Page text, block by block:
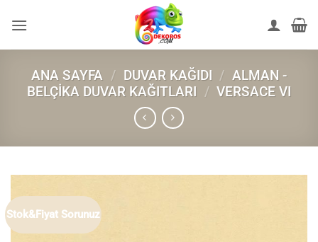
atla
ANA SAYFA / DUVAR KAĞIDI / ALMAN -
BELÇIKA DUVAR KAĞITLARI / VERSACE VI
Stok&Fiyat Sorunuz